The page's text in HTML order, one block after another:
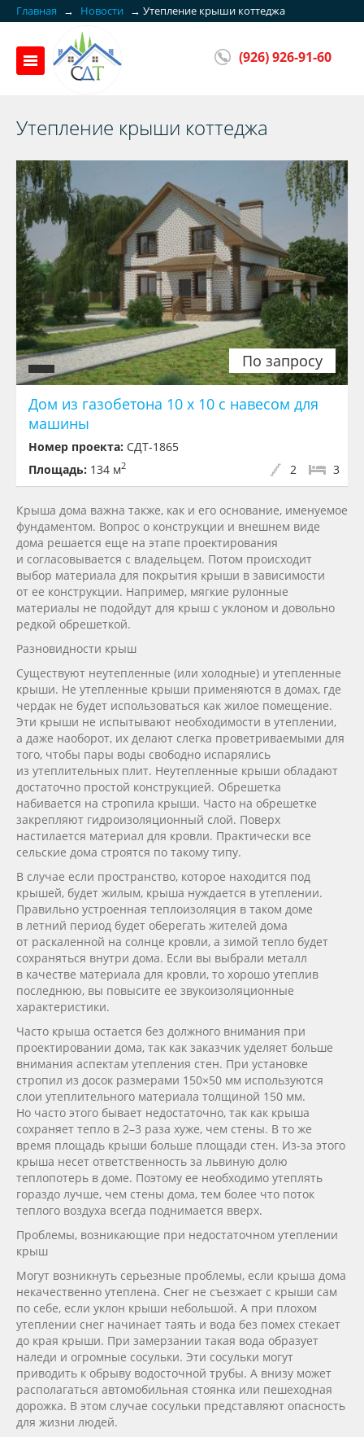
Главная → Новости → Утепление крыши коттеджа
(926) 926-91-60
Утепление крыши коттеджа
По запросу
Дом из газобетона 10 х 10 с навесом для
машины
Номер проекта: СДТ-1865
Площадь: 134 м2 3
2
Крыша дома важна также, как и его основание, именуемое
фундаментом. Вопрос о конструкции и внешнем виде
дома решается еще на этапе проектирования
и согласовывается с владельцем. Потом происходит
выбор материала для покрытия крыши в зависимости
от ее конструкции. Например, мягкие рулонные
материалы не подойдут для крыш с уклоном и довольно
редкой обрешеткой.
Разновидности крыш
Существуют неутепленные (или холодные) и утепленные
крыши. Не утепленные крыши применяются в домах, где
чердак не будет использоваться как жилое помещение.
Эти крыши не испытывают необходимости в утеплении,
а даже наоборот, их делают слегка проветриваемыми для
того, чтобы пары воды свободно испарялись
из утеплительных плит. Неутепленные крыши обладают
достаточно простой конструкцией. Обрешетка
набивается на стропила крыши. Часто на обрешетке
закрепляют гидроизоляционный слой. Поверх
настилается материал для кровли. Практически все
сельские дома строятся по такому типу.
В случае если пространство, которое находится под
крышей, будет жилым, крыша нуждается в утеплении.
Правильно устроенная теплоизоляция в таком доме
в летний период будет оберегать жителей дома
от раскаленной на солнце кровли, а зимой тепло будет
сохраняться внутри дома. Если вы выбрали металл
в качестве материала для кровли, то хорошо утеплив
последнюю, вы повысите ее звукоизоляционные
характеристики.
Часто крыша остается без должного внимания при
проектировании дома, так как заказчик уделяет больше
внимания аспектам утепления стен. При установке
стропил из досок размерами 150×50 мм используются
слои утеплительного материала толщиной 150 мм.
Но часто этого бывает недостаточно, так как крыша
сохраняет тепло в 2–3 раза хуже, чем стены. В то же
время площадь крыши больше площади стен. Из-за этого
крыша несет ответственность за львиную долю
теплопотерь в доме. Поэтому ее необходимо утеплять
гораздо лучше, чем стены дома, тем более что поток
теплого воздуха всегда поднимается вверх.
Проблемы, возникающие при недостаточном утеплении
крыш
Могут возникнуть серьезные проблемы, если крыша дома
некачественно утеплена. Снег не съезжает с крыши сам
по себе, если уклон крыши небольшой. А при плохом
утеплении снег начинает таять и вода без помех стекает
до края крыши. При замерзании такая вода образует
наледи и огромные сосульки. Эти сосульки могут
приводить к обрыву водосточной трубы. А внизу может
располагаться автомобильная стоянка или пешеходная
дорожка. В этом случае сосульки представляют опасность
для жизни людей.